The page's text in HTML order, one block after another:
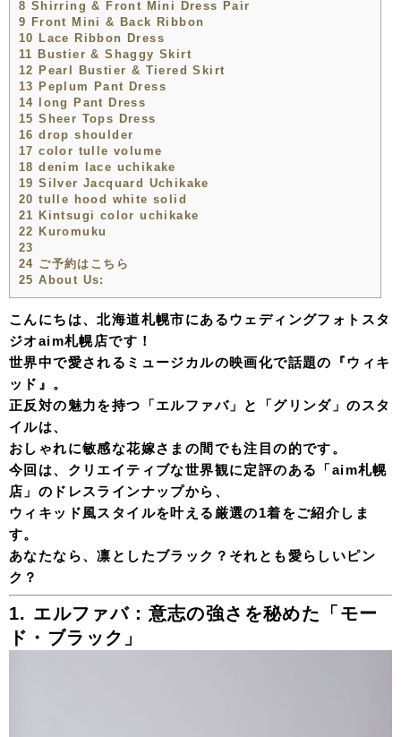
8 Shirring & Front Mini Dress Pair
9 Front Mini & Back Ribbon
10 Lace Ribbon Dress
11 Bustier & Shaggy Skirt
12 Pearl Bustier & Tiered Skirt
13 Peplum Pant Dress
14 long Pant Dress
15 Sheer Tops Dress
16 drop shoulder
17 color tulle volume
18 denim lace uchikake
19 Silver Jacquard Uchikake
20 tulle hood white solid
21 Kintsugi color uchikake
22 Kuromuku
23
24 ご予約はこちら
25 About Us:
こんにちは、北海道札幌市にあるウェディングフォトスタ
ジオaim札幌店です！
世界中で愛されるミュージカルの映画化で話題の『ウィキ
ッド』。
正反対の魅力を持つ「エルファバ」と「グリンダ」のスタ
イルは、
おしゃれに敏感な花嫁さまの間でも注目の的です。
今回は、クリエイティブな世界観に定評のある「aim札幌
店」のドレスラインナップから、
ウィキッド風スタイルを叶える厳選の1着をご紹介しま
す。
あなたなら、凛としたブラック？それとも愛らしいピン
ク？
1. エルファバ：意志の強さを秘めた「モー
ド・ブラック」